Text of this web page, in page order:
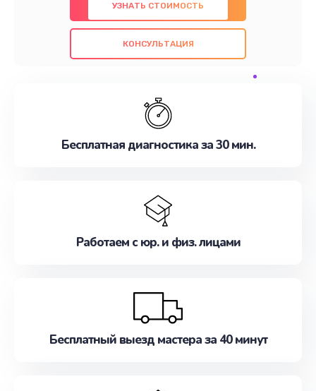
использованием оригинальных компонентов, а
также гарантируем качество всех
проведенных работ. Наша цель - предоставить
наилучшим образом. Не медлите записаться на
УЗНАТЬ СТОИМОСТЬ
КОНСУЛЬТАЦИЯ
Бесплатная диагностика за 30 мин.
Работаем с юр. и физ. лицами
Бесплатный выезд мастера за 40 минут